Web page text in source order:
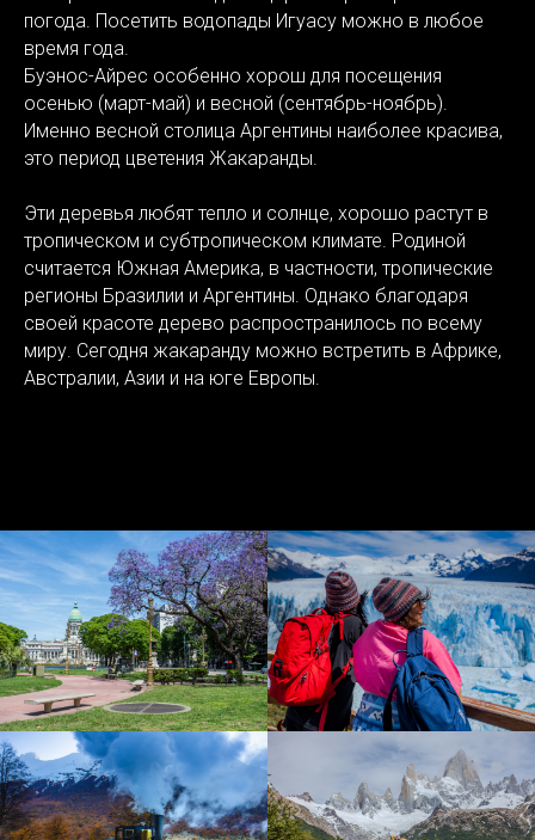
погода. Посетить водопады Игуасу можно в любое
время года.
Буэнос-Айрес особенно хорош для посещения
осенью (март-май) и весной (сентябрь-ноябрь).
Именно весной столица Аргентины наиболее красива,
это период цветения Жакаранды.
Эти деревья любят тепло и солнце, хорошо растут в
тропическом и субтропическом климате. Родиной
считается Южная Америка, в частности, тропические
регионы Бразилии и Аргентины. Однако благодаря
своей красоте дерево распространилось по всему
миру. Сегодня жакаранду можно встретить в Африке,
Австралии, Азии и на юге Европы.